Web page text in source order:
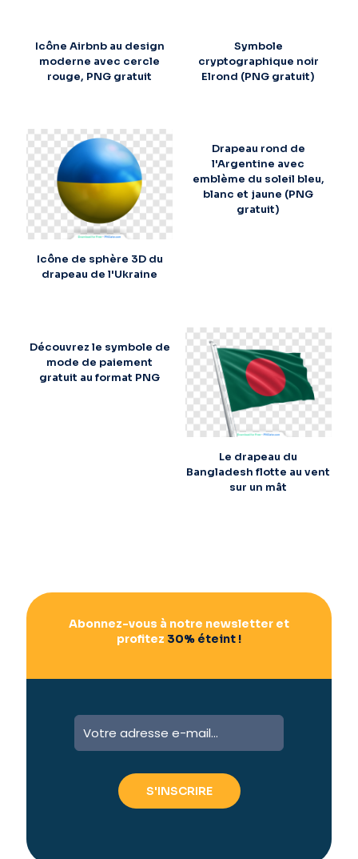
Icône Airbnb au design
moderne avec cercle
rouge, PNG gratuit
Symbole
cryptographique noir
Elrond (PNG gratuit)
Icône de sphère 3D du
drapeau de l'Ukraine
Drapeau rond de
l'Argentine avec
emblème du soleil bleu,
blanc et jaune (PNG
gratuit)
Découvrez le symbole de
mode de paiement
gratuit au format PNG
Le drapeau du
Bangladesh flotte au vent
sur un mât
Abonnez-vous à notre newsletter et
profitez 30% éteint !